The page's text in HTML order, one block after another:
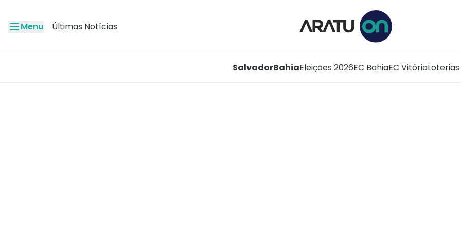
Menu Últimas Notícias
SalvadorBahiaEleições 2026EC BahiaEC VitóriaLoterias